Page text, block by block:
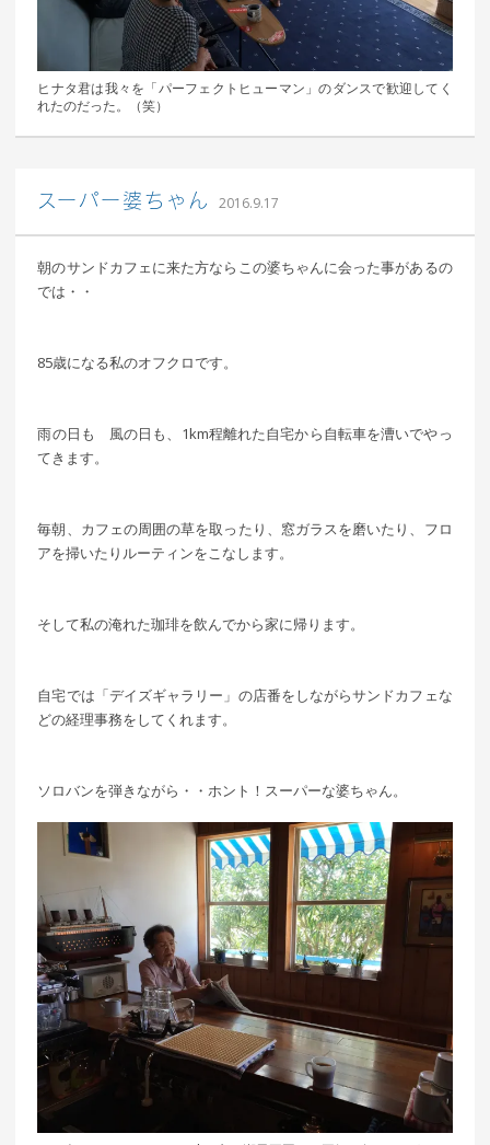
ヒナタ君は我々を「パーフェクトヒューマン」のダンスで歓迎してく
れたのだった。（笑）
スーパー婆ちゃん 2016.9.17
朝のサンドカフェに来た方ならこの婆ちゃんに会った事があるの
では・・
85歳になる私のオフクロです。
雨の日も 風の日も、1km程離れた自宅から自転車を漕いでやっ
てきます。
毎朝、カフェの周囲の草を取ったり、窓ガラスを磨いたり、フロ
アを掃いたりルーティンをこなします。
そして私の淹れた珈琲を飲んでから家に帰ります。
自宅では「デイズギャラリー」の店番をしながらサンドカフェな
どの経理事務をしてくれます。
ソロバンを弾きながら・・ホント！スーパーな婆ちゃん。